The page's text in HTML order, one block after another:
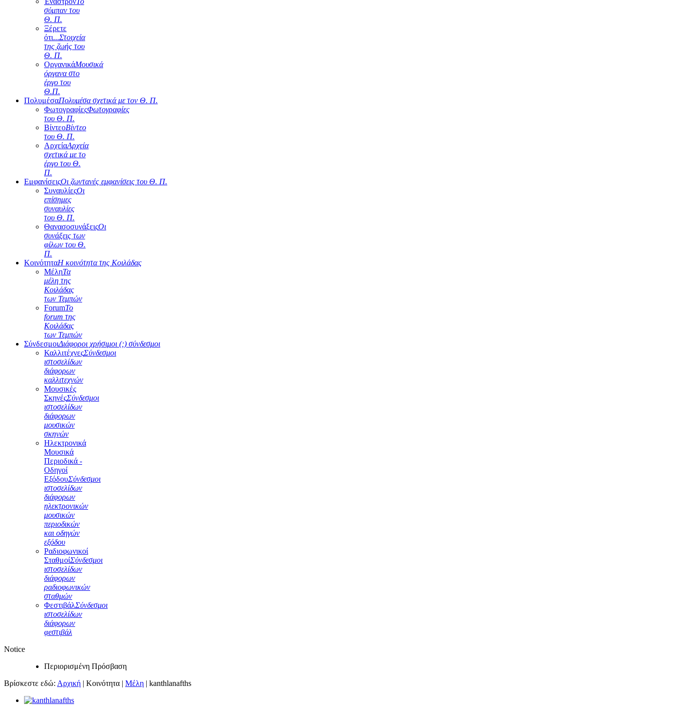
σύμπαν του
Θ. Π.
Ξέρετε
ότι...Στοιχεία
της ζωής του
Θ. Π.
ΟργανικάΜουσικά
όργανα στο
έργο του
Θ.Π.
ΠολυμέσαΠολυμέσα σχετικά με τον Θ. Π.
ΦωτογραφίεςΦωτογραφίες
του Θ. Π.
ΒίντεοΒίντεο
του Θ. Π.
ΑρχείαΑρχεία
σχετικά με το
έργο του Θ.
Π.
ΕμφανίσειςΟι ζωντανές εμφανίσεις του Θ. Π.
ΣυναυλίεςΟι
επίσημες
συναυλίες
του Θ. Π.
ΘανασοσυνάξειςΟι
συνάξεις των
φίλων του Θ.
Π.
ΚοινότηταΗ κοινότητα της Κοιλάδας
ΜέληΤα
μέλη της
Κοιλάδας
των Τεμπών
ForumΤο
forum της
Κοιλάδας
των Τεμπών
ΣύνδεσμοιΔιάφοροι χρήσιμοι (;) σύνδεσμοι
ΚαλλιτέχνεςΣύνδεσμοι
ιστοσελίδων
διάφορων
καλλιτεχνών
Μουσικές
ΣκηνέςΣύνδεσμοι
ιστοσελίδων
διάφορων
μουσικών
σκηνών
Ηλεκτρονικά
Μουσικά
Περιοδικά -
Οδηγοί
ΕξόδουΣύνδεσμοι
ιστοσελίδων
διάφορων
ηλεκτρονικών
μουσικών
περιοδικών
και οδηγών
εξόδου
Ραδιοφωνικοί
ΣταθμοίΣύνδεσμοι
ιστοσελίδων
διάφορων
ραδιοφωνικών
σταθμών
ΦεστιβάλΣύνδεσμοι
ιστοσελίδων
διάφορων
φεστιβάλ
Notice
Περιορισμένη Πρόσβαση
Βρίσκεστε εδώ: Αρχική | Κοινότητα | Μέλη | kanthlanafths